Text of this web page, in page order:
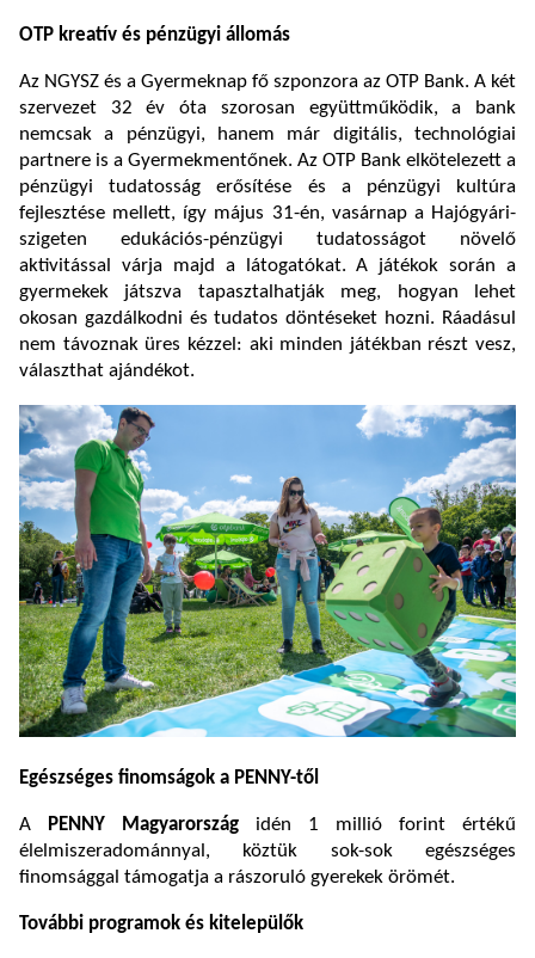
OTP kreatív és pénzügyi állomás
Az NGYSZ és a Gyermeknap fő szponzora az OTP Bank. A két
szervezet 32 év óta szorosan együttműködik, a bank
nemcsak a pénzügyi, hanem már digitális, technológiai
partnere is a Gyermekmentőnek. Az OTP Bank elkötelezett a
pénzügyi tudatosság erősítése és a pénzügyi kultúra
fejlesztése mellett, így május 31-én, vasárnap a Hajógyári-
szigeten edukációs-pénzügyi tudatosságot növelő
aktivitással várja majd a látogatókat. A játékok során a
gyermekek játszva tapasztalhatják meg, hogyan lehet
okosan gazdálkodni és tudatos döntéseket hozni. Ráadásul
nem távoznak üres kézzel: aki minden játékban részt vesz,
választhat ajándékot.
Egészséges finomságok a PENNY-től
A PENNY Magyarország idén 1 millió forint értékű
élelmiszeradománnyal, köztük sok-sok egészséges
finomsággal támogatja a rászoruló gyerekek örömét.
További programok és kitelepülők